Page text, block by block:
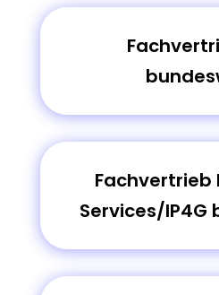
Fachvertrieb
Services/IP4G